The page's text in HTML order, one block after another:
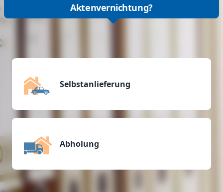
Aktenvernichtung?
Selbstanlieferung
Abholung